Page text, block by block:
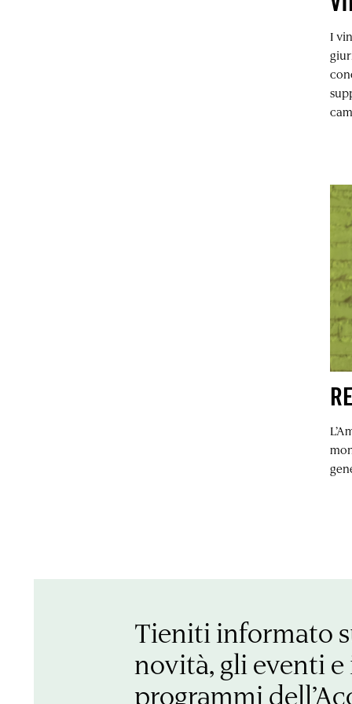
I
Tieniti informato
novità, gli eventi e
programmi